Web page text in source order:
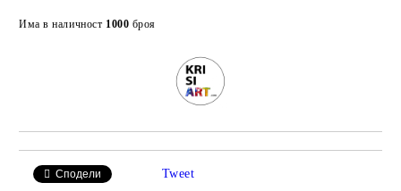
Има в наличност 1000 броя
Сподели Tweet